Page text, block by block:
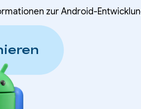
zur Android-